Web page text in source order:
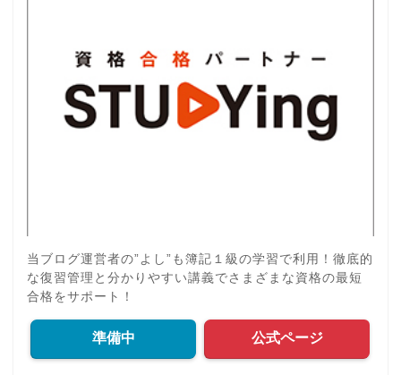
当ブログ運営者の”よし”も簿記１級の学習で利用！徹底的
な復習管理と分かりやすい講義でさまざまな資格の最短
合格をサポート！
準備中 公式ページ